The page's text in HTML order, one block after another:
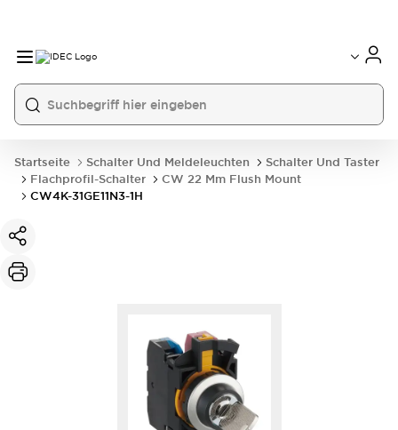
Startseite Schalter Und Meldeleuchten
Schalter Und Taster
Flachprofil-Schalter
CW 22 Mm Flush Mount
CW4K-31GE11N3-1H